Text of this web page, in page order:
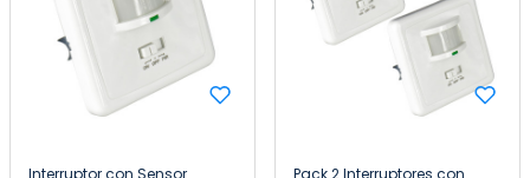
Interruptor con Sensor Pack 2 Interruptores con